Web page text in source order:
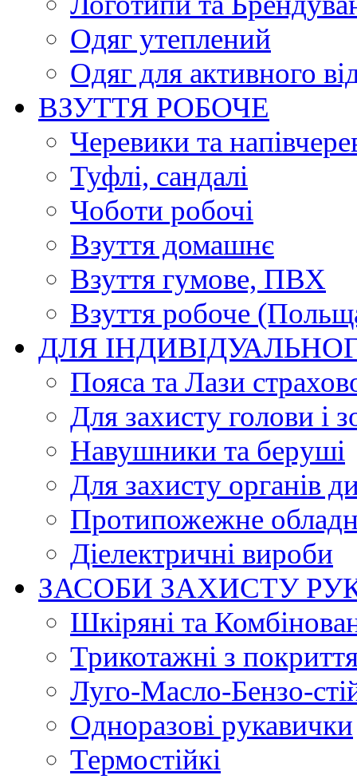
Одяг утеплений
Одяг для активного
ВЗУТТЯ РОБОЧЕ
Черевики та
Туфлі, сандалі
Чоботи робочі
Взуття домашнє
Взуття гумове, ПВХ
Взуття робоче
ДЛЯ
Пояса та Лази
Для захисту голови і
Навушники та беруші
Для захисту органів
Протипожежне
Діелектричні вироби
ЗАСОБИ ЗАХИСТУ
Шкіряні та
Трикотажні з
Луго-Масло-Бензо-
Одноразові рукавички
Термостійкі